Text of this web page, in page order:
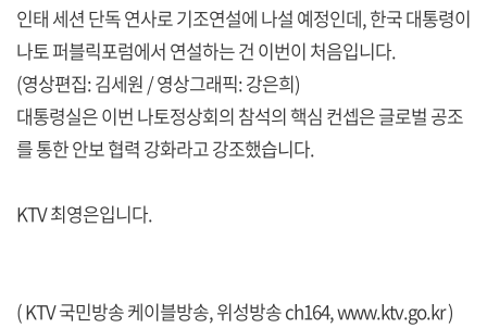
인태 세션 단독 연사로 기조연설에 나설 예정인데, 한국 대통령이
나토 퍼블릭포럼에서 연설하는 건 이번이 처음입니다.
(영상편집: 김세원 / 영상그래픽: 강은희)
대통령실은 이번 나토정상회의 참석의 핵심 컨셉은 글로벌 공조
를 통한 안보 협력 강화라고 강조했습니다.
KTV 최영은입니다.
( KTV 국민방송 케이블방송, 위성방송 ch164,www.ktv.go.kr)